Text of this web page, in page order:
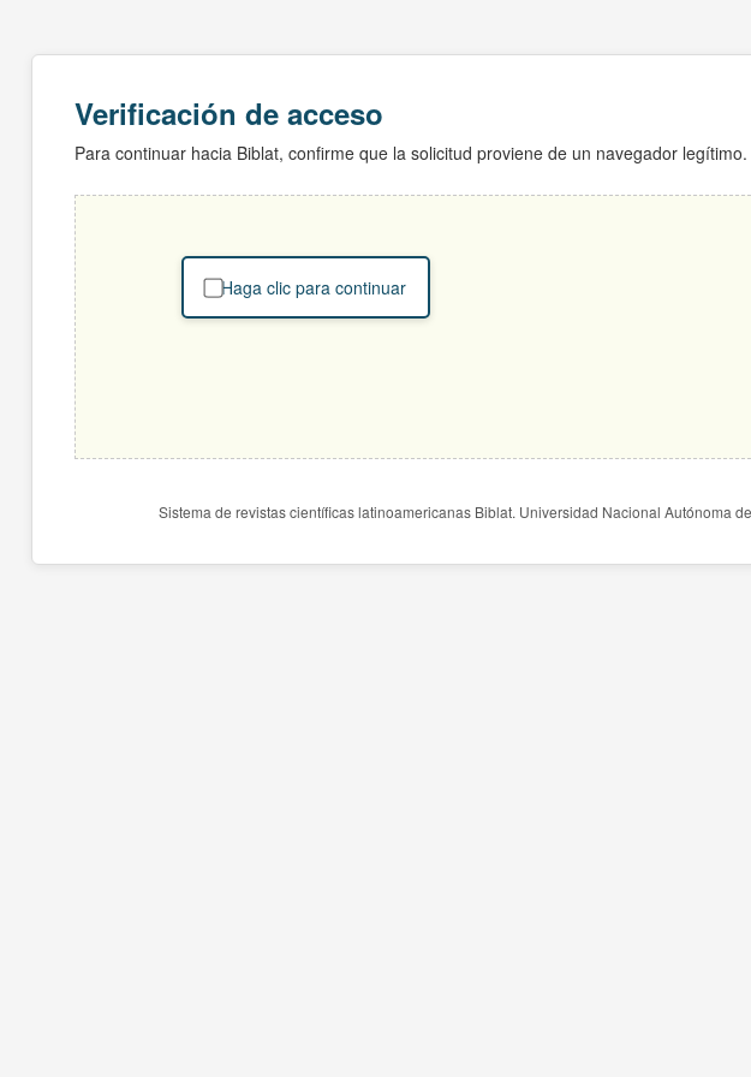
Verificación de acceso
Para continuar hacia Biblat, confirme que la solicitud proviene de un navegador legítimo.
Haga clic para continuar
Sistema de revistas científicas latinoamericanas Biblat. Universidad Nacional Autónoma